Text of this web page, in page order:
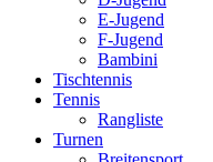
E-Jugend
F-Jugend
Bambini
Tischtennis
Tennis
Rangliste
Turnen